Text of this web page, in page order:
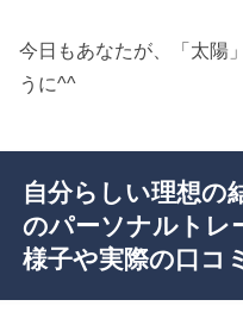
今日もあなたが、「太陽
うに^^
自分らしい理想の
のパーソナルトレ
様子や実際の口コ